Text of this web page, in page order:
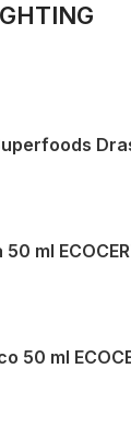
ml
50 ml